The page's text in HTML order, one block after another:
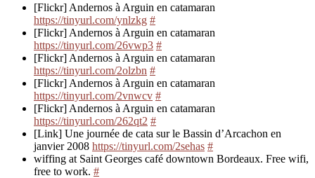
[Flickr] Andernos à Arguin en catamaran
https://tinyurl.com/ynlzkg #
[Flickr] Andernos à Arguin en catamaran
https://tinyurl.com/26vwp3 #
[Flickr] Andernos à Arguin en catamaran
https://tinyurl.com/2olzbn #
[Flickr] Andernos à Arguin en catamaran
https://tinyurl.com/2vnwcv #
[Flickr] Andernos à Arguin en catamaran
https://tinyurl.com/262qt2 #
[Link] Une journée de cata sur le Bassin d’Arcachon en
janvier 2008 https://tinyurl.com/2sehas #
wiffing at Saint Georges café downtown Bordeaux. Free wifi,
free to work. #